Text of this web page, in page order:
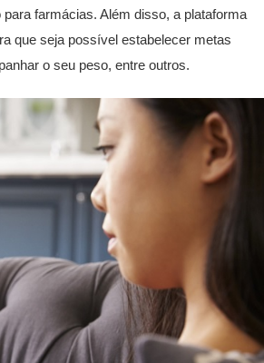
farmácias. Além disso, a plataforma
que seja possível estabelecer metas
o seu peso, entre outros.